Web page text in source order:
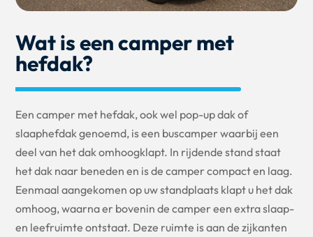
Wat is een camper met
hefdak?
Een camper met hefdak, ook wel pop-up dak of
slaaphefdak genoemd, is een buscamper waarbij een
deel van het dak omhoogklapt. In rijdende stand staat
het dak naar beneden en is de camper compact en laag.
Eenmaal aangekomen op uw standplaats klapt u het dak
omhoog, waarna er bovenin de camper een extra slaap-
en leefruimte ontstaat. Deze ruimte is aan de zijkanten